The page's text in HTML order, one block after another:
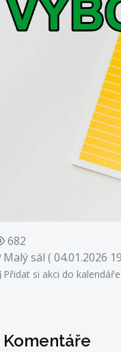
682
Malý sál ( 04.01.2026
Přidat si akci do kalendáře
Komentáře